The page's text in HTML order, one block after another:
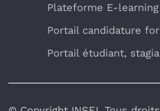
Plateforme E-
Portail candidature
Portail étudiant,